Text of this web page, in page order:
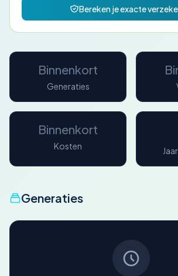
Bereken je exacte
Binnenkort
Generaties
Binnenkort
Kosten
Generaties